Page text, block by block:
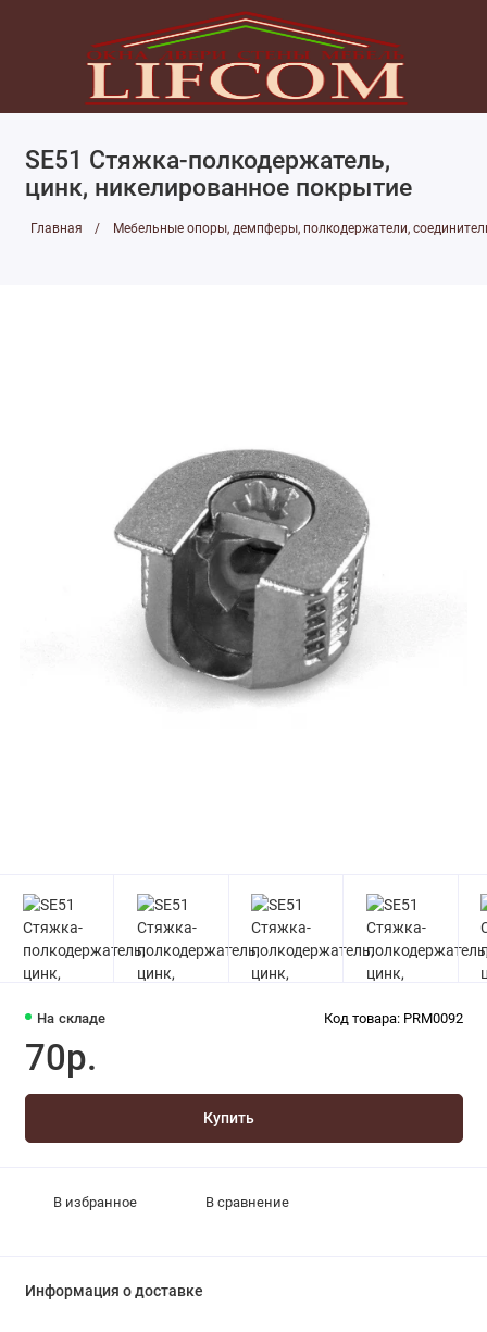
SE51 Cтяжка-полкодержатель,
цинк, никелированное покрытие
Главная Мебельные опоры, демпферы, полкодержатели,
На складе Код товара: PRM0092
70р.
Купить
В избранное В сравнение
Информация о доставке